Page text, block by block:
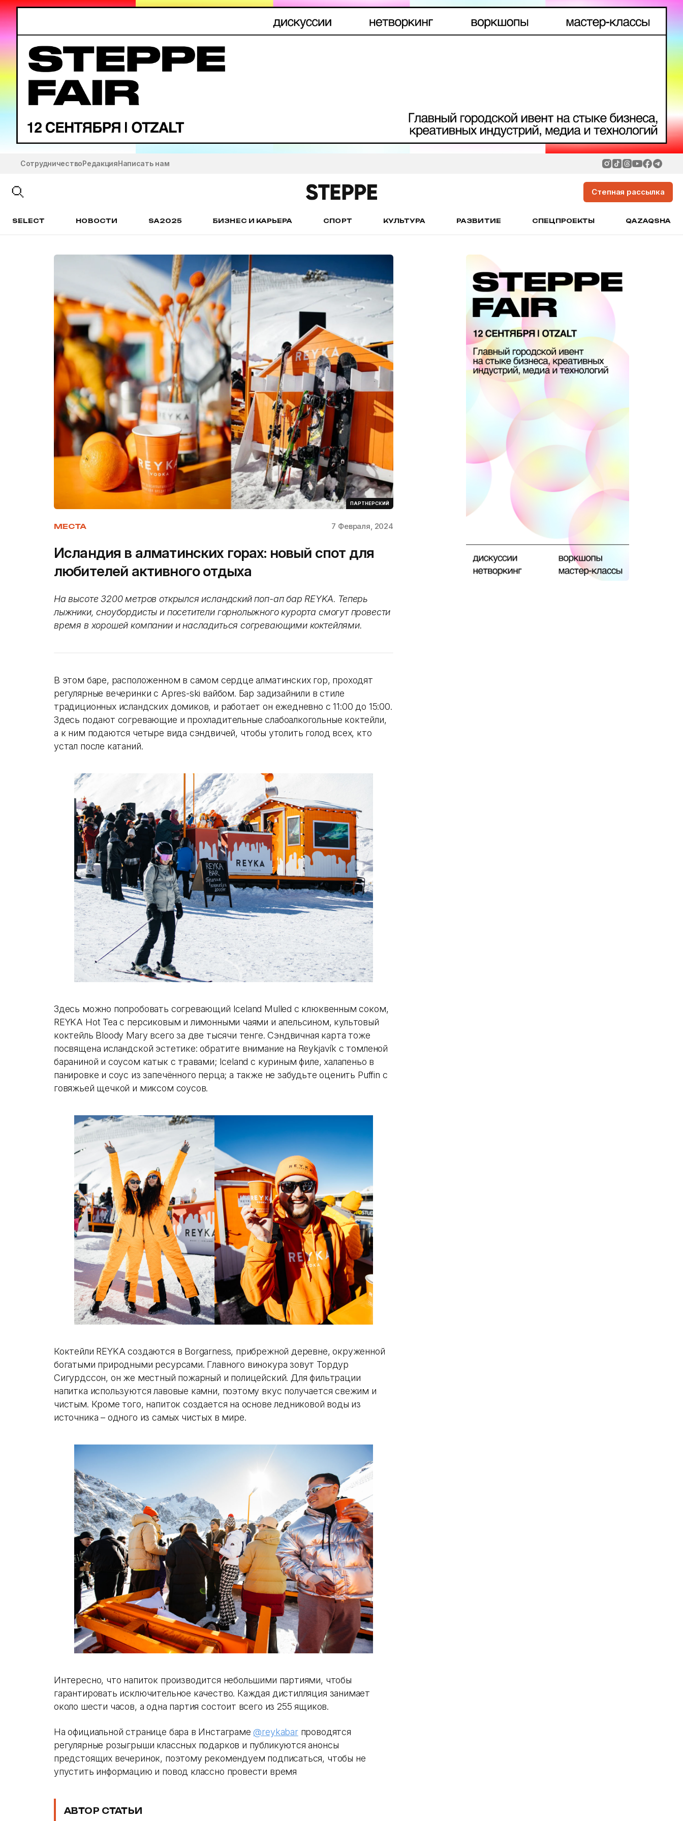
СотрудничествоРедакцияНаписать нам
Степная рассылка
SELECT НОВОСТИ SA2025 БИЗНЕС И КАРЬЕРА СПОРТ КУЛЬТУРА РАЗВИТИЕ СПЕЦПРОЕКТЫ QAZAQSHA
ПАРТНЕРСКИЙ
МЕСТА 7 Февраля, 2024
Исландия в алматинских горах: новый спот для
любителей активного отдыха
На высоте 3200 метров открылся исландский поп-ап бар REYKA. Теперь
лыжники, сноубордисты и посетители горнолыжного курорта смогут провести
время в хорошей компании и насладиться согревающими коктейлями.
В этом баре, расположенном в самом сердце алматинских гор, проходят
регулярные вечеринки с Apres-ski вайбом. Бар задизайнили в стиле
традиционных исландских домиков, и работает он ежедневно с 11:00 до 15:00.
Здесь подают согревающие и прохладительные слабоалкогольные коктейли,
а к ним подаются четыре вида сэндвичей, чтобы утолить голод всех, кто
устал после катаний.
Здесь можно попробовать согревающий Iceland Mulled с клюквенным соком,
REYKA Hot Tea c персиковым и лимонными чаями и апельсином, культовый
коктейль Bloody Mary всего за две тысячи тенге. Сэндвичная карта тоже
посвящена исландской эстетике: обратите внимание на Reykjavík с томленой
бараниной и соусом катык с травами; Iceland c куриным филе, халапеньо в
панировке и соус из запечённого перца; а также не забудьте оценить Puffin с
говяжьей щечкой и миксом соусов.
Коктейли REYKA создаются в Borgarness, прибрежной деревне, окруженной
богатыми природными ресурсами. Главного винокура зовут Тордур
Сигурдссон, он же местный пожарный и полицейский. Для фильтрации
напитка используются лавовые камни, поэтому вкус получается свежим и
чистым. Кроме того, напиток создается на основе ледниковой воды из
источника – одного из самых чистых в мире.
Интересно, что напиток производится небольшими партиями, чтобы
гарантировать исключительное качество. Каждая дистилляция занимает
около шести часов, а одна партия состоит всего из 255 ящиков.
На официальной странице бара в Инстаграме@reykabarпроводятся
регулярные розыгрыши классных подарков и публикуются анонсы
предстоящих вечеринок, поэтому рекомендуем подписаться, чтобы не
упустить информацию и повод классно провести время
АВТОР СТАТЬИ